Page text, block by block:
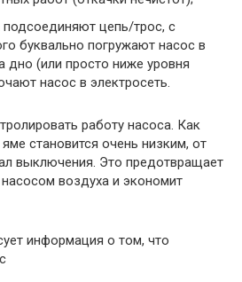
подсоединяют цепь/трос, с
буквально погружают насос в
дно (или просто ниже уровня
насос в электросеть.
работу насоса. Как
становится очень низким, от
выключения. Это предотвращает
воздуха и экономит
информация о том, что